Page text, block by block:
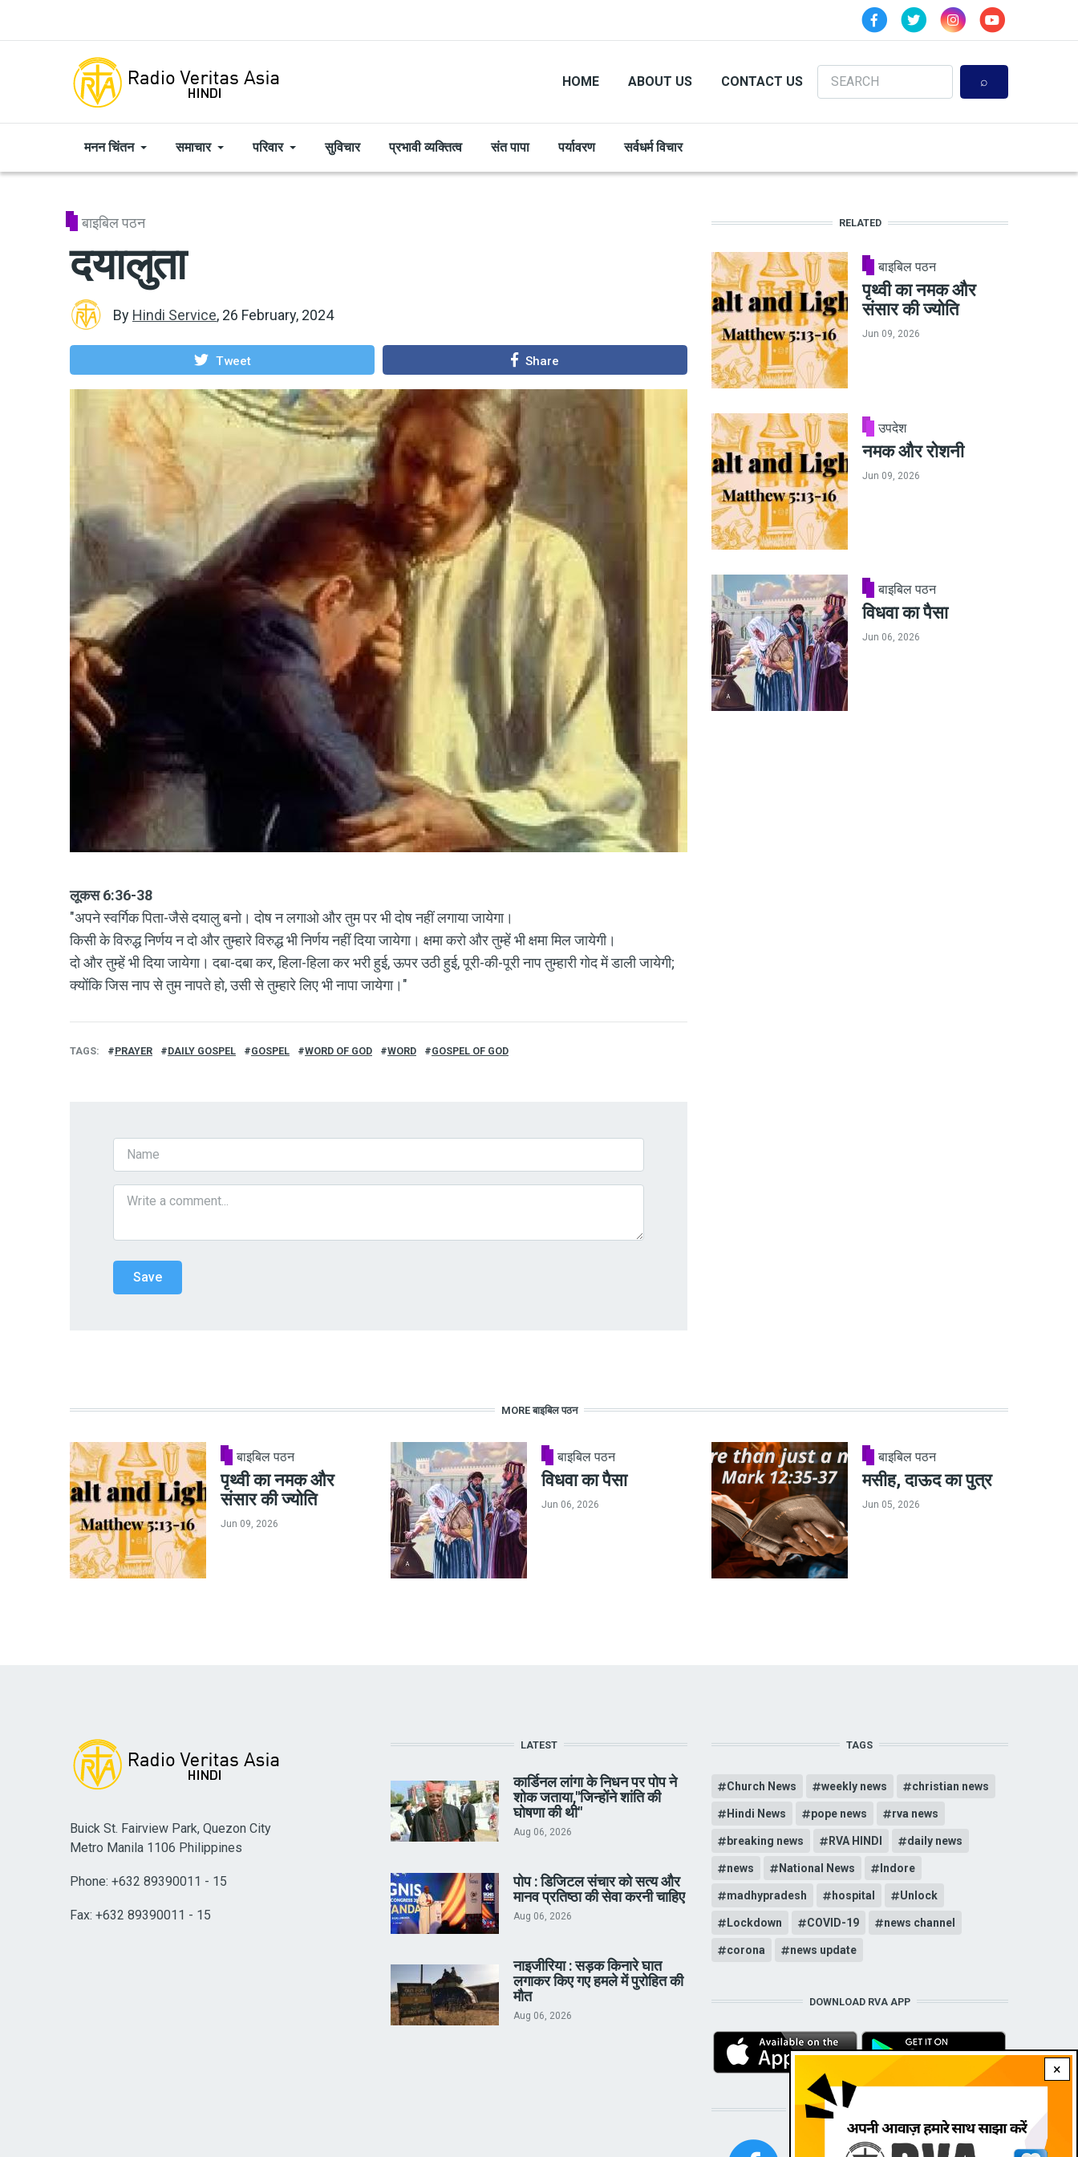
HOME ABOUT US CONTACT US
Search
मनन चिंतन समाचार परिवार सुविचार प्रभावी व्यक्तित्व संत पापा पर्यावरण सर्वधर्म विचार
बाइबिल पठन
दयालुता
By Hindi Service, 26 February, 2024
Tweet Share
लूकस 6:36-38
"अपने स्वर्गिक पिता-जैसे दयालु बनो। दोष न लगाओ और तुम पर भी दोष नहीं लगाया जायेगा।
किसी के विरुद्ध निर्णय न दो और तुम्हारे विरुद्ध भी निर्णय नहीं दिया जायेगा। क्षमा करो और तुम्हें भी क्षमा मिल जायेगी।
दो और तुम्हें भी दिया जायेगा। दबा-दबा कर, हिला-हिला कर भरी हुई, ऊपर उठी हुई, पूरी-की-पूरी नाप तुम्हारी गोद में डाली जायेगी;
क्योंकि जिस नाप से तुम नापते हो, उसी से तुम्हारे लिए भी नापा जायेगा।"
TAGS PRAYER DAILY GOSPEL GOSPEL WORD OF GOD WORD GOSPEL OF GOD
RELATED
बाइबिल पठन
पृथ्वी का नमक और
संसार की ज्योति
Jun 09, 2026
उपदेश
नमक और रोशनी
Jun 09, 2026
बाइबिल पठन
विधवा का पैसा
Jun 06, 2026
MORE बाइबिल पठन
बाइबिल पठन
पृथ्वी का नमक और
संसार की ज्योति
Jun 09, 2026
बाइबिल पठन
विधवा का पैसा
Jun 06, 2026
बाइबिल पठन
मसीह, दाऊद का पुत्र
Jun 05, 2026
×
Buick St. Fairview Park, Quezon City
Metro Manila 1106 Philippines
Phone: +632 89390011 - 15
Fax: +632 89390011 - 15
LATEST
कार्डिनल लांगा के निधन पर पोप ने
शोक जताया,"जिन्होंने शांति की
घोषणा की थी"
Aug 06, 2026
पोप : डिजिटल संचार को सत्य और
मानव प्रतिष्ठा की सेवा करनी चाहिए
Aug 06, 2026
नाइजीरिया : सड़क किनारे घात
लगाकर किए गए हमले में पुरोहित की
मौत
Aug 06, 2026
TAGS
Church News weekly news christian news
Hindi News pope news rva news
breaking news RVA HINDI daily news
news National News Indore
madhypradesh hospital Unlock
Lockdown COVID-19 news channel
corona news update
DOWNLOAD RVA APP
STAY CONNECTED WITH US!